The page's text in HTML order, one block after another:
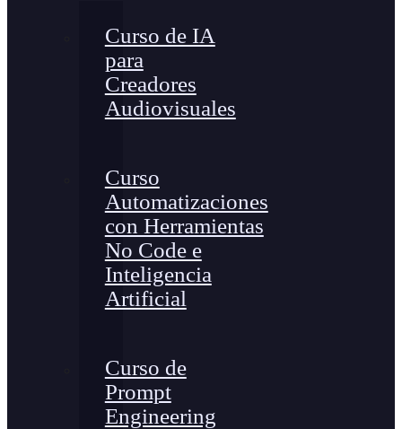
Curso de IA
para
Creadores
Audiovisuales
Curso
Automatizaciones
con Herramientas
No Code e
Inteligencia
Artificial
Curso de
Prompt
Engineering